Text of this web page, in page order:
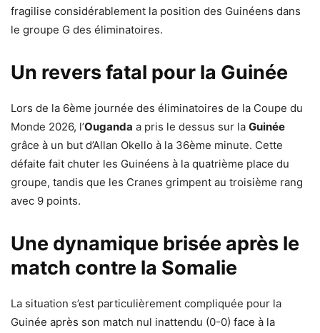
fragilise considérablement la position des Guinéens dans
le groupe G des éliminatoires.
Un revers fatal pour la Guinée
Lors de la 6ème journée des éliminatoires de la Coupe du
Monde 2026, l’Ouganda a pris le dessus sur la Guinée
grâce à un but d’Allan Okello à la 36ème minute. Cette
défaite fait chuter les Guinéens à la quatrième place du
groupe, tandis que les Cranes grimpent au troisième rang
avec 9 points.
Une dynamique brisée après le
match contre la Somalie
La situation s’est particulièrement compliquée pour la
Guinée après son match nul inattendu (0-0) face à la